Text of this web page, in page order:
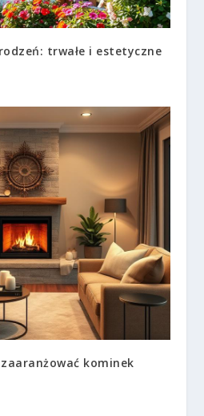
trwałe i estetyczne
kominek